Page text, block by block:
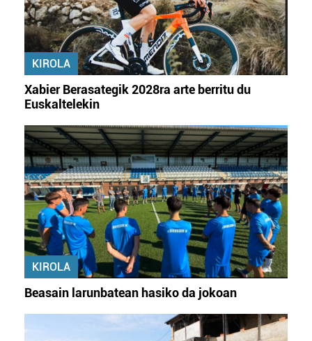
KIROLA
Xabier Berasategik 2028ra arte berritu du
Euskaltelekin
KIROLA
Beasain larunbatean hasiko da jokoan